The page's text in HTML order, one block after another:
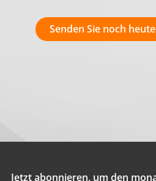
Senden Sie noch
Jetzt abonnieren, um den